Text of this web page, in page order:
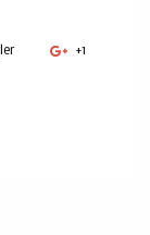
+1